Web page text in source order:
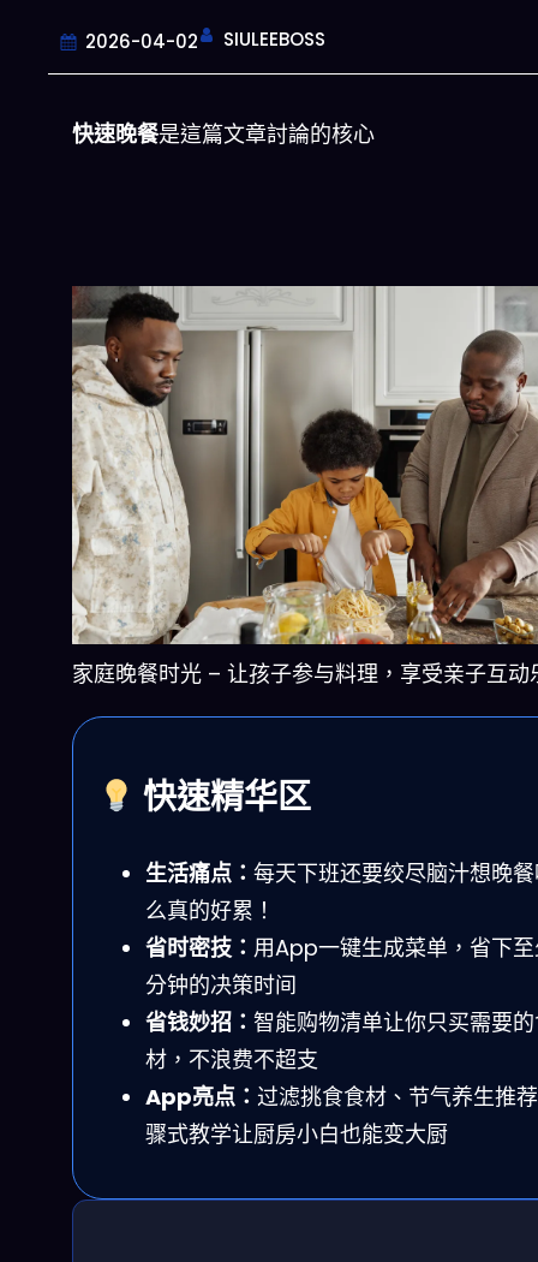
2026-04-02 SIULEEBOSS
快速晚餐是這篇文章討論的核心
家庭晚餐时光 – 让孩子参与料理，享受亲子互动
快速精华区
生活痛点： 每天下班还要绞尽脑汁想晚
么真的好累！
省时密技： 用App一键生成菜单，省下
分钟的决策时间
省钱妙招： 智能购物清单让你只买需要
材，不浪费不超支
App亮点： 过滤挑食食材、节气养生推
骤式教学让厨房小白也能变大厨